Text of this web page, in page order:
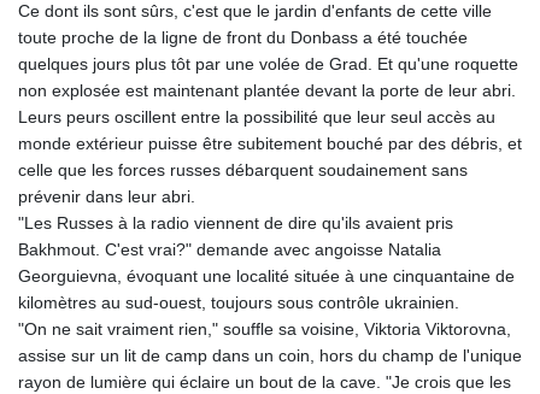
Ce dont ils sont sûrs, c'est que le jardin d'enfants de cette ville
toute proche de la ligne de front du Donbass a été touchée
quelques jours plus tôt par une volée de Grad. Et qu'une roquette
non explosée est maintenant plantée devant la porte de leur abri.
Leurs peurs oscillent entre la possibilité que leur seul accès au
monde extérieur puisse être subitement bouché par des débris, et
celle que les forces russes débarquent soudainement sans
prévenir dans leur abri.
"Les Russes à la radio viennent de dire qu'ils avaient pris
Bakhmout. C'est vrai?" demande avec angoisse Natalia
Georguievna, évoquant une localité située à une cinquantaine de
kilomètres au sud-ouest, toujours sous contrôle ukrainien.
"On ne sait vraiment rien," souffle sa voisine, Viktoria Viktorovna,
assise sur un lit de camp dans un coin, hors du champ de l'unique
rayon de lumière qui éclaire un bout de la cave. "Je crois que les